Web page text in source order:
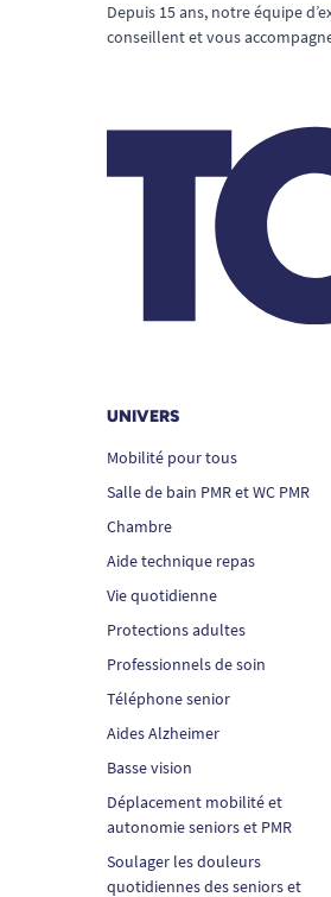
Depuis 15 ans, notre équipe
conseillent et vous
UNIVERS
Mobilité pour tous
Salle de bain PMR et WC PMR
Chambre
Aide technique repas
Vie quotidienne
Protections adultes
Professionnels de soin
Téléphone senior
Aides Alzheimer
Basse vision
Déplacement mobilité et
autonomie seniors et PMR
Soulager les douleurs
quotidiennes des seniors et